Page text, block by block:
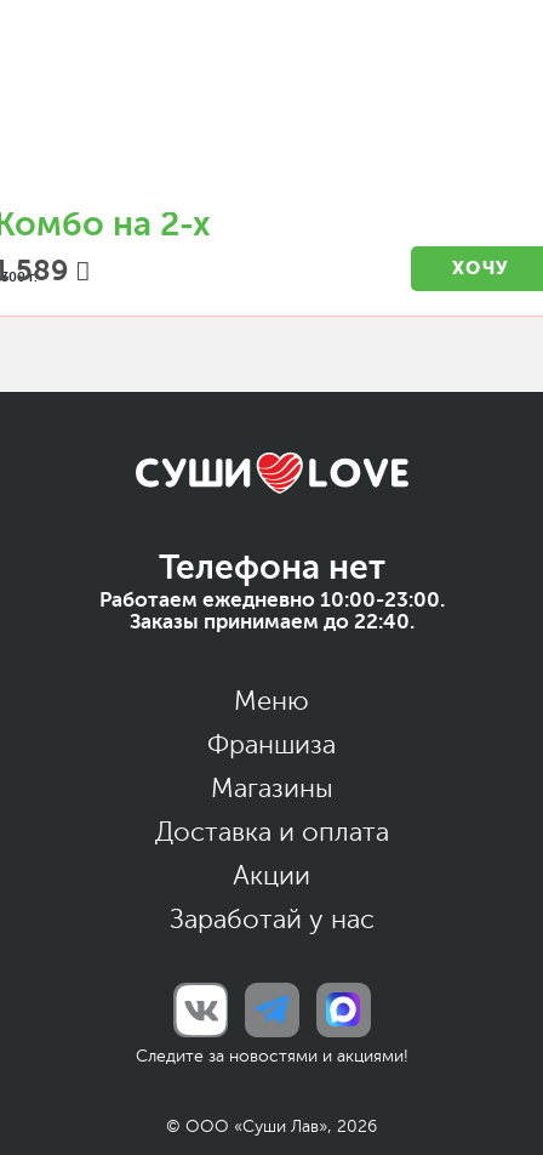
на 2-х
г.
589 ХОЧУ
Телефона нет
Работаем ежедневно 10:00-23:00.
Заказы принимаем до 22:40.
Меню
Франшиза
Магазины
Доставка и оплата
Акции
Заработай у нас
Следите за новостями и акциями!
© ООО «Суши Лав», 2026